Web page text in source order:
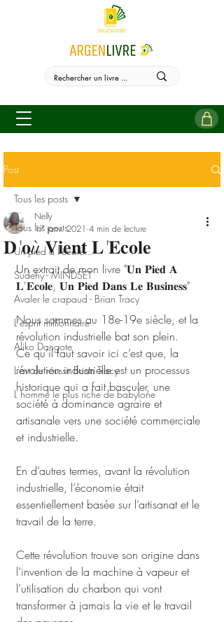
Post
Tous les posts
Un pied à l'école...
Sudehy - MINDSET
Avaler le crapaud - Brian Tracy
L'esprit millionnaire
Aliko Dangote
L'art de réussir Brian Tracy
L homme le plus riche de babylone
Tous les posts
𝐃'𝐨ù 𝐕𝐢𝐞𝐧𝐭 𝐋'𝐄𝐜𝐨𝐥𝐞
Nelly
17 janv. 2021 4 min de lecture
Un extrait de mon livre "𝐔𝐧 𝐏𝐢𝐞𝐝 𝐀
𝐋'𝐄𝐜𝐨𝐥𝐞, 𝐔𝐧 𝐏𝐢𝐞𝐝 𝐃𝐚𝐧𝐬 𝐋𝐞 𝐁𝐮𝐬𝐢𝐧𝐞𝐬𝐬"
Nous sommes au 18e-19e siècle, et la
révolution industrielle bat son plein.
Ce qu’il faut savoir ici c’est que, la
révolution industrielle est un processus
historique qui a fait basculer, une
société à dominance agraire et
artisanale vers une société commerciale
et industrielle.
En d’autres termes, avant la révolution
industrielle, l’économie était
essentiellement basée sur l’artisanat et le
travail de la terre.
Cette révolution trouve son origine dans
l’invention de la machine à vapeur et
l’utilisation du charbon qui vont
transformer à jamais la vie et le travail